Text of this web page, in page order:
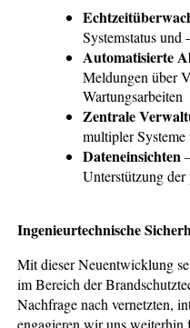
Systemstatus und
Automatisierte
Meldungen über
Wartungsarbeiten
Zentrale
multipler
Dateneinsichten
Unterstützung
Ingenieurtechnische
Mit dieser Neuentwicklung
im Bereich der
Nachfrage nach vernetzten,
engagieren wir uns weiterhin